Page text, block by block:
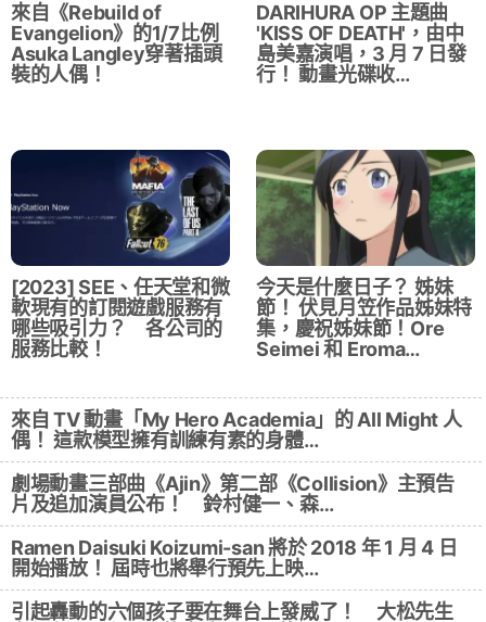
來自《Rebuild of
Evangelion》的1/7比例
Asuka Langley穿著插頭
裝的人偶！
DARIHURA OP 主題曲
'KISS OF DEATH'，由中
島美嘉演唱，3 月 7 日發
行！ 動畫光碟收…
[2023] SEE、任天堂和微
軟現有的訂閱遊戲服務有
哪些吸引力？ 各公司的
服務比較！
今天是什麼日子？ 姊妹
節！ 伏見月笠作品姊妹特
集，慶祝姊妹節！Ore
Seimei 和 Eroma…
來自 TV 動畫「My Hero Academia」的 All Might 人
偶！ 這款模型擁有訓練有素的身體…
劇場動畫三部曲《Ajin》第二部《Collision》主預告
片及追加演員公布！ 鈴村健一、森…
Ramen Daisuki Koizumi-san 將於 2018 年 1 月 4 日
開始播放！ 屆時也將舉行預先上映…
引起轟動的六個孩子要在舞台上發威了！ 大松先生